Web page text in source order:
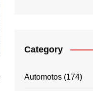
Category
Automotos (174)